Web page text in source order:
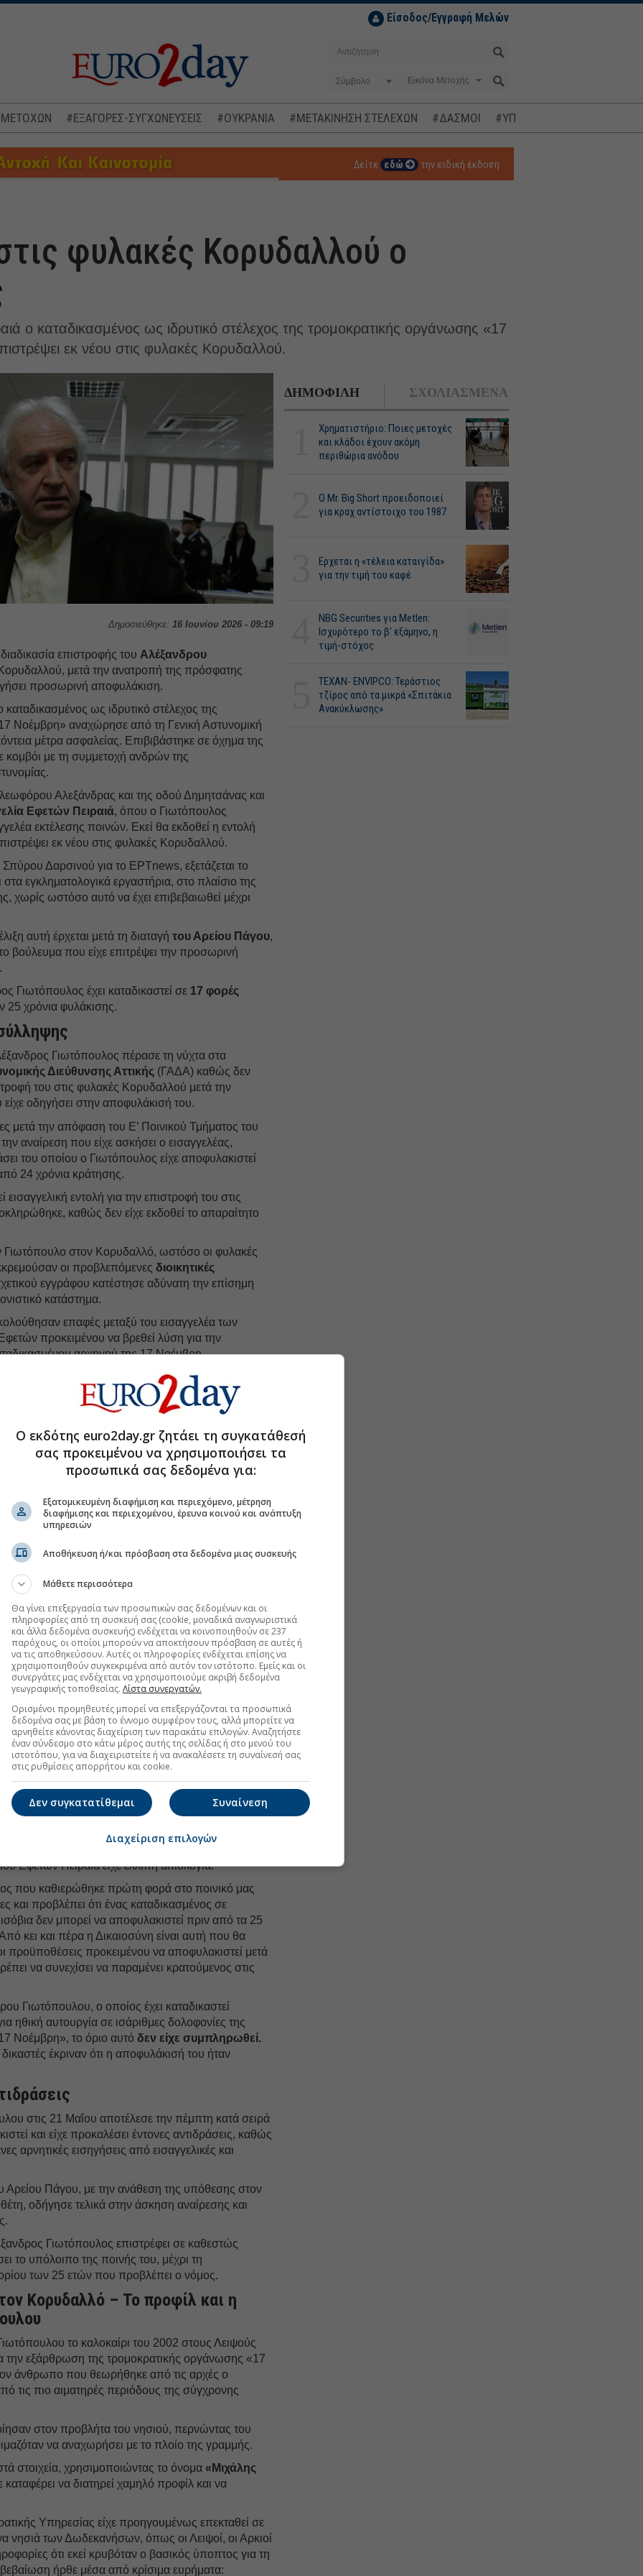
Είσοδος/Εγγραφή Μελών
Σύμβολο
ΜΕΤΟΧΩΝ #ΕΞΑΓΟΡΕΣ-ΣΥΓΧΩΝΕΥΣΕΙΣ #ΟΥΚΡΑΝΙΑ #ΜΕΤΑΚΙΝΗΣΗ ΣΤΕΛΕΧΩΝ #ΔΑΣΜΟΙ #ΥΠΟΚΛΟΠΕΣ
Δείτε εδώ την ειδική έκδοση
φυλακές Κορυδαλλού ο
ο καταδικασμένος ως ιδρυτικό στέλεχος της τρομοκρατικής οργάνωσης «17
εκ νέου στις φυλακές Κορυδαλλού.
Δημοσιεύθηκε: 16 Ιουνίου 2026 - 09:19
επιστροφής του Αλέξανδρου
μετά την ανατροπή της πρόσφατης
προσωρινή αποφυλάκιση.
ως ιδρυτικό στέλεχος της
Νοέμβρη» αναχώρησε από τη Γενική Αστυνομική
μέτρα ασφαλείας. Επιβιβάστηκε σε όχημα της
κομβόι με τη συμμετοχή ανδρών της
Αλεξάνδρας και της οδού Δημητσάνας και
Εφετών Πειραιά, όπου ο Γιωτόπουλος
εκτέλεσης ποινών. Εκεί θα εκδοθεί η εντολή
εκ νέου στις φυλακές Κορυδαλλού.
Δαρσινού για το ΕΡΤnews, εξετάζεται το
στα εγκληματολογικά εργαστήρια, στο πλαίσιο της
χωρίς ωστόσο αυτό να έχει επιβεβαιωθεί μέχρι
αυτή έρχεται μετά τη διαταγήτου Αρείου Πάγου,
βούλευμα που είχε επιτρέψει την προσωρινή
Γιωτόπουλος έχει καταδικαστεί σε 17 φορές
25 χρόνια φυλάκισης.
Γιωτόπουλος πέρασε τη νύχτα στα
Διεύθυνσης Αττικής (ΓΑΔΑ) καθώς δεν
του στις φυλακές Κορυδαλλού μετά την
οδηγήσει στην αποφυλάκισή του.
μετά την απόφαση του Ε’ Ποινικού Τμήματος του
αναίρεση που είχε ασκήσει ο εισαγγελέας,
του οποίου ο Γιωτόπουλος είχε αποφυλακιστεί
24 χρόνια κράτησης.
εισαγγελική εντολή για την επιστροφή του στις
καθώς δεν είχε εκδοθεί το απαραίτητο
Γιωτόπουλο στον Κορυδαλλό, ωστόσο οι φυλακές
οι προβλεπόμενεςδιοικητικές
εγγράφου κατέστησε αδύνατη την επίσημη
κατάστημα.
επαφές μεταξύ του εισαγγελέα των
προκειμένου να βρεθεί λύση για την
αρχηγού της 17 Νοέμβρη.
που να επιτρέπει την παραμονή του στον
επιστρέψει στη ΓΑΔΑ, όπου και παρέμεινε υπό
στο Google Discover!
εξελίξεις με την υπογραφη εγκυρότητας του Euro2day.gr
FOLLOW US
να ολοκληρωθούν οι προβλεπόμενες
η έκθεση σύλληψης και η δακτυλοσκόπηση.
μετά την απόφαση του Ε΄ Ποινικού Τμήματος του
την εισαγγελική αναίρεση και ακύρωσε το
στην αποφυλάκισή του μόλις τον περασμένο
ο Αλέξανδρος Γιωτόπουλος βγήκε από το
σε ταξί με προορισμό τις φυλακές
Ωστόσο σε μικρή απόσταση από το σπίτι οι
ένα από τα περιπολικά με το οποίο μεταφέρθηκε
Δικαστηρίου της χώρας, του Αρείου Πάγου, επί
που είχε ασκήσει νωρίτερα ο αντεισαγγελέας
Λογοθέτης
. Έκριναν δηλαδή, όπως κι ο
ο νόμος για τους πολυισοβίτες.
που προβλέπει ότι ένας πολυισοβίτης θα πρέπει
25 χρόνια πραγματικά, αλλά έκριναν επίσης
Εφετών Πειραιά είχε ελλιπή αιτιολογία.
που καθιερώθηκε πρώτη φορά στο ποινικό μας
και προβλέπει ότι ένας καταδικασμένος σε
δεν μπορεί να αποφυλακιστεί πριν από τα 25
κει και πέρα η Δικαιοσύνη είναι αυτή που θα
προϋποθέσεις προκειμένου να αποφυλακιστεί μετά
να συνεχίσει να παραμένει κρατούμενος στις
Γιωτόπουλου, ο οποίος έχει καταδικαστεί
ηθική αυτουργία σε ισάριθμες δολοφονίες της
Νοέμβρη», το όριο αυτόδεν είχε συμπληρωθεί.
έκριναν ότι η αποφυλάκισή του ήταν
στις 21 Μαΐου αποτέλεσε την πέμπτη κατά σειρά
και είχε προκαλέσει έντονες αντιδράσεις, καθώς
αρνητικές εισηγήσεις από εισαγγελικές και
Αρείου Πάγου, με την ανάθεση της υπόθεσης στον
οδήγησε τελικά στην άσκηση αναίρεσης και
Γιωτόπουλος επιστρέφει σε καθεστώς
το υπόλοιπο της ποινής του, μέχρι τη
των 25 ετών που προβλέπει ο νόμος.
Κορυδαλλό – Το προφίλ και η
το καλοκαίρι του 2002 στους Λειψούς
την εξάρθρωση της τρομοκρατικής οργάνωσης «17
άνθρωπο που θεωρήθηκε από τις αρχές ο
τις πιο αιματηρές περιόδους της σύγχρονης
στον προβλήτα του νησιού, περνώντας του
να αναχωρήσει με το πλοίο της γραμμής.
στοιχεία, χρησιμοποιώντας το όνομα «Μιχάλης
καταφέρει να διατηρεί χαμηλό προφίλ και να
Υπηρεσίας είχε προηγουμένως επεκταθεί σε
νησιά των Δωδεκανήσων, όπως οι Λειψοί, οι Αρκιοί
ότι εκεί κρυβόταν ο βασικός ύποπτος για τη
ήρθε μέσα από κρίσιμα ευρήματα:
ΔΗΜΟΦΙΛΗ ΣΧΟΛΙΑΣΜΕΝΑ
Χρηματιστήριο: Ποιες μετοχές
και κλάδοι έχουν ακόμη
περιθώρια ανόδου
O Mr. Big Short προειδοποιεί
για κραχ αντίστοιχο του 1987
Ερχεται η «τέλεια καταιγίδα»
για την τιμή του καφέ
NBG Securities για Metlen:
Ισχυρότερο το β' εξάμηνο, η
τιμή-στόχος
ΤΕΧΑΝ- ENVIPCO: Τεράστιος
τζίρος από τα μικρά «Σπιτάκια
Ανακύκλωσης»
Ο εκδότης euro2day.gr ζητάει τη συγκατάθεσή
σας προκειμένου να χρησιμοποιήσει τα
προσωπικά σας δεδομένα για:
Εξατομικευμένη διαφήμιση και περιεχόμενο, μέτρηση
διαφήμισης και περιεχομένου, έρευνα κοινού και ανάπτυξη
υπηρεσιών
Αποθήκευση ή/και πρόσβαση στα δεδομένα μιας συσκευής
Μάθετε περισσότερα
Θα γίνει επεξεργασία των προσωπικών σας δεδομένων και οι
πληροφορίες από τη συσκευή σας (cookie, μοναδικά αναγνωριστικά
και άλλα δεδομένα συσκευής) ενδέχεται να κοινοποιηθούν σε 237
παρόχους, οι οποίοι μπορούν να αποκτήσουν πρόσβαση σε αυτές ή
να τις αποθηκεύσουν. Αυτές οι πληροφορίες ενδέχεται επίσης να
χρησιμοποιηθούν συγκεκριμένα από αυτόν τον ιστότοπο. Εμείς και οι
συνεργάτες μας ενδέχεται να χρησιμοποιούμε ακριβή δεδομένα
γεωγραφικής τοποθεσίας. Λίστα συνεργατών.
Ορισμένοι προμηθευτές μπορεί να επεξεργάζονται τα προσωπικά
δεδομένα σας με βάση το έννομο συμφέρον τους, αλλά μπορείτε να
αρνηθείτε κάνοντας διαχείριση των παρακάτω επιλογών. Αναζητήστε
έναν σύνδεσμο στο κάτω μέρος αυτής της σελίδας ή στο μενού του
ιστοτόπου, για να διαχειριστείτε ή να ανακαλέσετε τη συναίνεσή σας
στις ρυθμίσεις απορρήτου και cookie.
Συναίνεση
Δεν συγκατατίθεμαι
Διαχείριση επιλογών